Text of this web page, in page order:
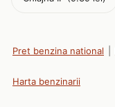
Pret benzina national
Harta benzinarii